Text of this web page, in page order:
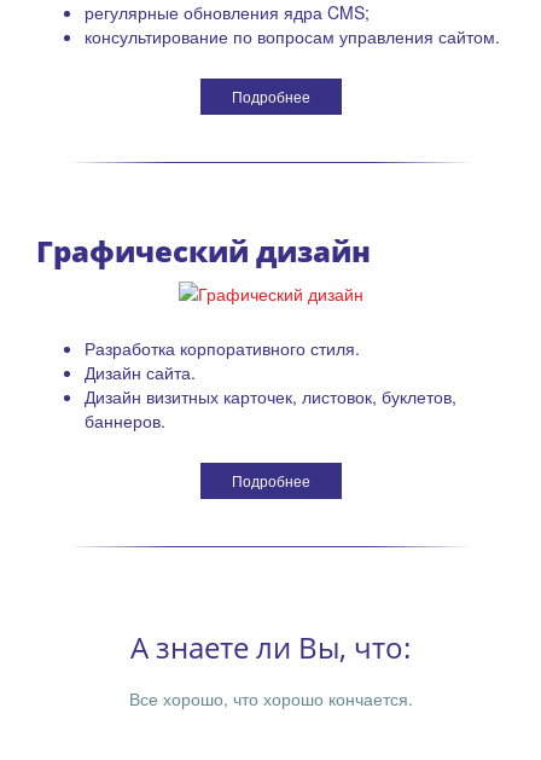
регулярные обновления ядра CMS;
консультирование по вопросам управления сайтом.
Подробнее
Графический дизайн
Разработка корпоративного стиля.
Дизайн сайта.
Дизайн визитных карточек, листовок, буклетов,
баннеров.
Подробнее
А знаете ли Вы, что:
Все хорошо, что хорошо кончается.